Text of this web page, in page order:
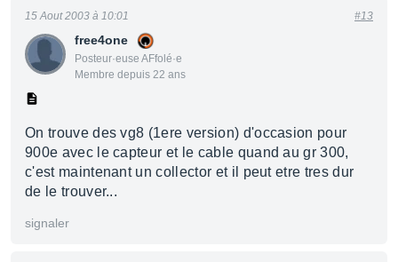
free4one
Posteur·euse AFfolé·e
Membre depuis 22 ans
15 Aout 2003 à 10:01 #13
On trouve des vg8 (1ere version) d'occasion pour
900e avec le capteur et le cable quand au gr 300,
c'est maintenant un collector et il peut etre tres dur
de le trouver...
signaler